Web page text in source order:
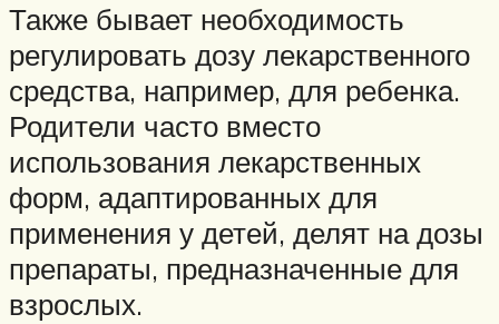
Также бывает необходимость
регулировать дозу лекарственного
средства, например, для ребенка.
Родители часто вместо
использования лекарственных
форм, адаптированных для
применения у детей, делят на дозы
препараты, предназначенные для
взрослых.